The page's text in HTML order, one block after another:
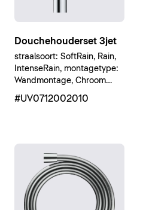
Douchehouderset 3jet
straalsoort: SoftRain, Rain,
IntenseRain, montagetype:
Wandmontage, Chroom
Hoogglans
#UV0712002010